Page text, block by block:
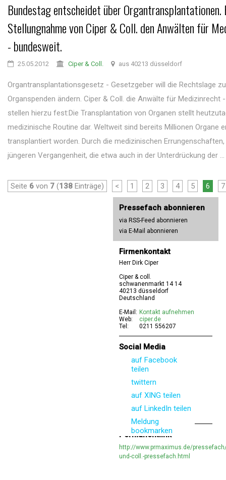
Bundestag entscheidet über Organtransplantationen.
Stellungnahme von Ciper & Coll. den Anwälten für
- bundesweit.
25.05.2012 Ciper & Coll. aus 40213 düsseldorf
Organtransplantationsgesetz - Gesetzgeber will die Rechtslage zu
Organspenden ändern. Ciper & Coll. die Anwälte für Medizinrecht
stellen hierzu fest:Die Transplantation von Organen stellt
medizinische Routine dar. Weltweit sind bereits Millionen Organe
transplantiert worden. Durch die medizinischen
jüngeren Vergangenheit, die etwa auch in der Unterdrückung der ...
Seite 6 von 7 (138 Einträge) < 1 2 3 4 5 6 7
Pressefach abonnieren
via RSS-Feed abonnieren
via E-Mail abonnieren
Firmenkontakt
Herr Dirk Ciper
Ciper & coll.
schwanenmarkt 14 14
40213 düsseldorf
Deutschland
E-Mail: Kontakt aufnehmen
Web:
ciper.de
Tel:
0211 556207
Social Media
auf Facebook
teilen
twittern
auf XING teilen
auf LinkedIn teilen
Meldung
bookmarken
Permanentlink
http://www.prmaximus.de/
und-coll.-pressefach.html